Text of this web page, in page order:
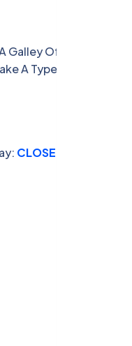
Galley Of Type
A Type Specimen
CLOSED